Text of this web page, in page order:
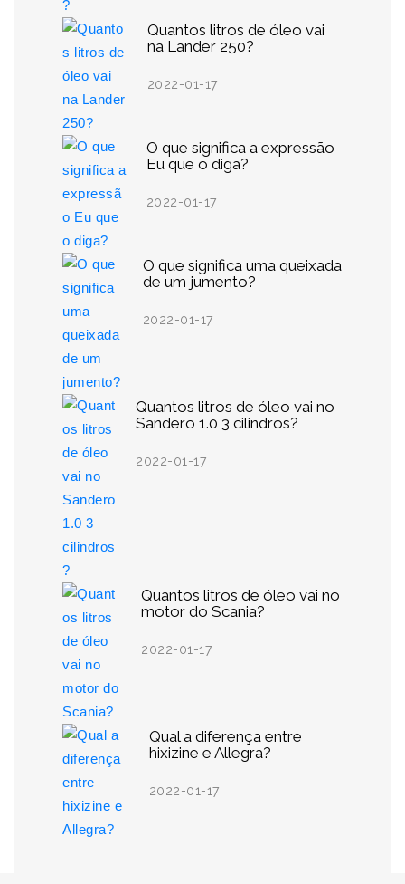
Quantos litros de óleo vai
na Lander 250?
2022-01-17
O que significa a expressão
Eu que o diga?
2022-01-17
O que significa uma queixada
de um jumento?
2022-01-17
Quantos litros de óleo vai no
Sandero 1.0 3 cilindros?
2022-01-17
Quantos litros de óleo vai no
motor do Scania?
2022-01-17
Qual a diferença entre
hixizine e Allegra?
2022-01-17